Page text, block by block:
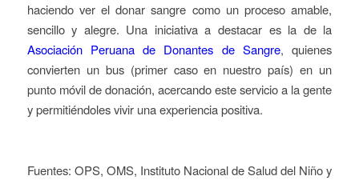
haciendo ver el donar sangre como un proceso amable,
sencillo y alegre. Una iniciativa a destacar es la de la
Asociación Peruana de Donantes de Sangre, quienes
convierten un bus (primer caso en nuestro país) en un
punto móvil de donación, acercando este servicio a la gente
y permitiéndoles vivir una experiencia positiva.
Fuentes: OPS, OMS, Instituto Nacional de Salud del Niño y